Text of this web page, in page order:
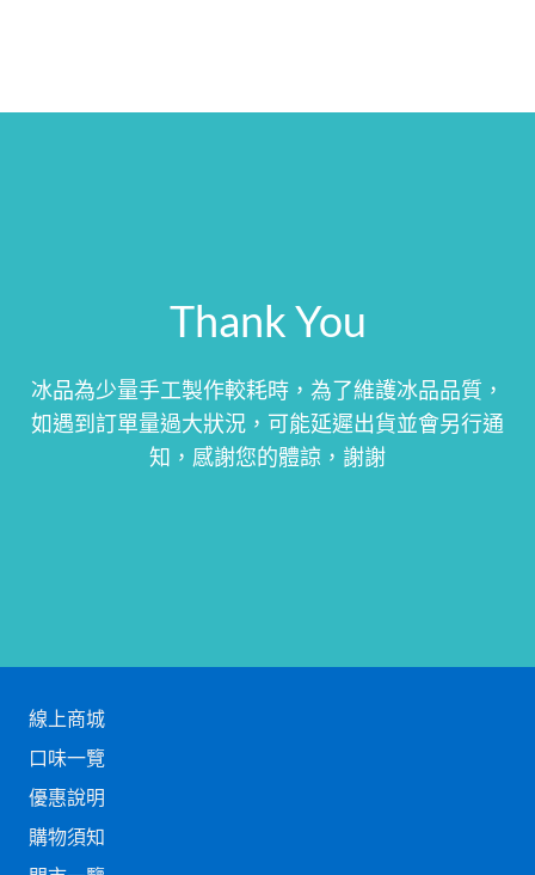
Thank You
冰品為少量手工製作較耗時，為了維護冰品品質，
如遇到訂單量過大狀況，可能延遲出貨並會另行通
知，感謝您的體諒，謝謝
線上商城
口味一覽
優惠說明
購物須知